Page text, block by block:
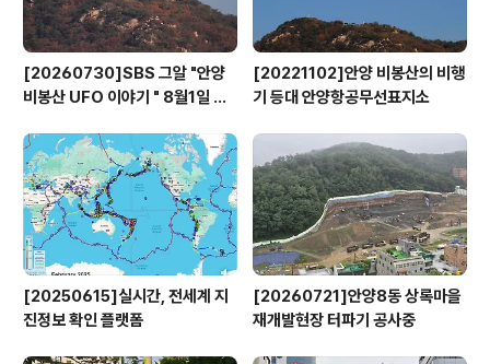
[20260730]SBS 그알 "안양
비봉산 UFO 이야기 " 8월1일 방
[20221102]안양 비봉산의 비행
기 등대 안양항공무선표지소
[20250615]실시간, 전세계 지
진정보 확인 플랫폼
[20260721]안양8동 상록마을
재개발현장 터파기 공사중